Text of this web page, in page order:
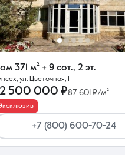
371 м² + 9 сот., 2 эт.
ул. Цветочная, 1
500 000 ₽87 601 ₽/м²
+7 (800) 600-70-24